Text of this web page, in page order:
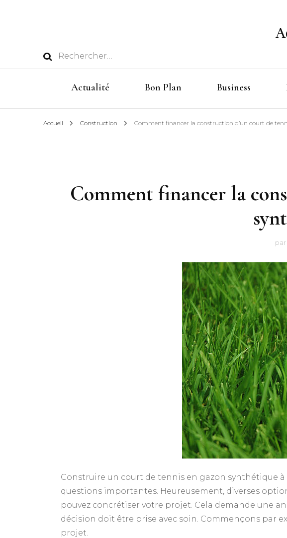
Rechercher :
Actualité Bon Plan Business
Accueil Construction Comment financer la construction d’un court de
Comment financer la
par
Construire un court de tennis en gazon synthétique
questions importantes. Heureusement, diverses
pouvez concrétiser votre projet. Cela demande une
décision doit être prise avec soin. Commençons par
projet.